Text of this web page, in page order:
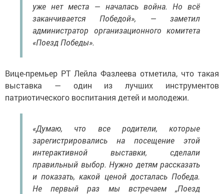
уже нет места — началась война. Но всё
заканчивается Победой», — заметил
администратор организационного комитета
«Поезд Победы».
Вице-премьер РТ Лейла Фазлеева отметила, что такая
выставка — один из лучших инструментов
патриотического воспитания детей и молодежи.
«Думаю, что все родители, которые
зарегистрировались на посещение этой
интерактивной выставки, сделали
правильный выбор. Нужно детям рассказать
и показать, какой ценой досталась Победа.
Не первый раз мы встречаем „Поезд